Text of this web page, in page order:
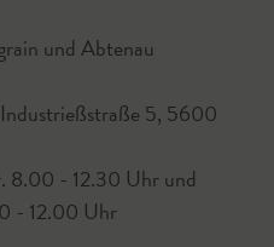
und Abtenau
5, 5600
8.00 - 12.30 Uhr und
- 12.00 Uhr